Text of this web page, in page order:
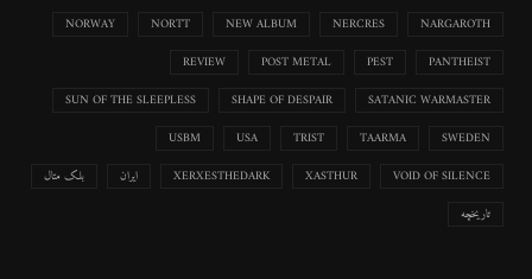
NARGAROTH
NERCRES
NEW ALBUM
NORTT
NORWAY
PANTHEIST
PEST
POST METAL
REVIEW
SATANIC WARMASTER
SHAPE OF DESPAIR
SUN OF THE SLEEPLESS
SWEDEN
TAARMA
TRIST
USA
USBM
VOID OF SILENCE
XASTHUR
XERXESTHEDARK ایران
بلک متال
تاریخچه